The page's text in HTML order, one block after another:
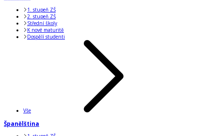
1. stupeň ZŠ
2. stupeň ZŠ
Střední školy
K nové maturitě
Dospělí studenti
Vše
Španělština